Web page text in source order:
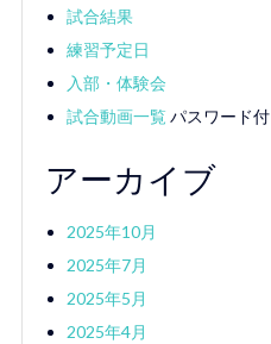
試合結果
練習予定日
入部・体験会
試合動画一覧パスワード付
アーカイブ
2025年10月
2025年7月
2025年5月
2025年4月